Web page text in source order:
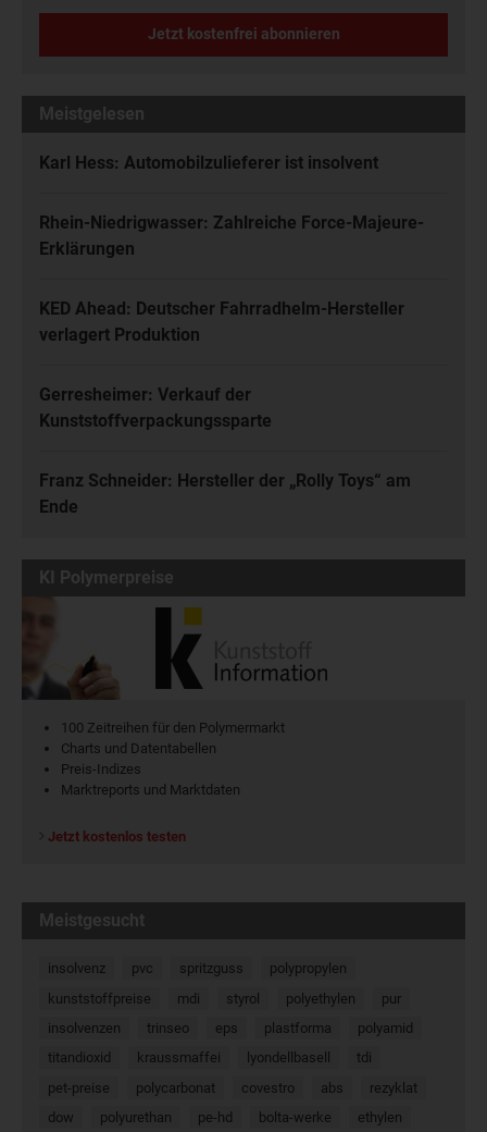
Jetzt kostenfrei abonnieren
Meistgelesen
Karl Hess: Automobilzulieferer ist insolvent
Rhein-Niedrigwasser: Zahlreiche Force-Majeure-
Erklärungen
KED Ahead: Deutscher Fahrradhelm-Hersteller
verlagert Produktion
Gerresheimer: Verkauf der
Kunststoffverpackungssparte
Franz Schneider: Hersteller der „Rolly Toys“ am
Ende
KI Polymerpreise
100 Zeitreihen für den Polymermarkt
Charts und Datentabellen
Preis-Indizes
Marktreports und Marktdaten
Jetzt kostenlos testen
Meistgesucht
insolvenz pvc spritzguss
polypropylen
kunststoffpreise
mdi styrol polyethylen
pur
insolvenzen
trinseo eps plastforma
polyamid
titandioxid
kraussmaffei lyondellbasell
tdi
pet-preise
polycarbonat covestro abs
rezyklat
dow
polyurethan pe-hd bolta-werke
ethylen